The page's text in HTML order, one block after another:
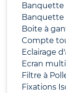
Banquette
Banquette
Boite à
Compte
Eclairage
Ecran
Filtre à
Fixations